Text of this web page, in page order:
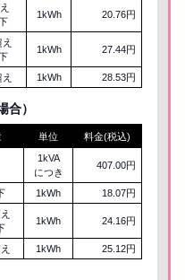
1kWh 20.76円
1kWh 27.44円
1kWh 28.53円
合）
単位 料金(税込)
1kVA
につき
407.00円
1kWh 18.07円
1kWh 24.16円
1kWh 25.12円